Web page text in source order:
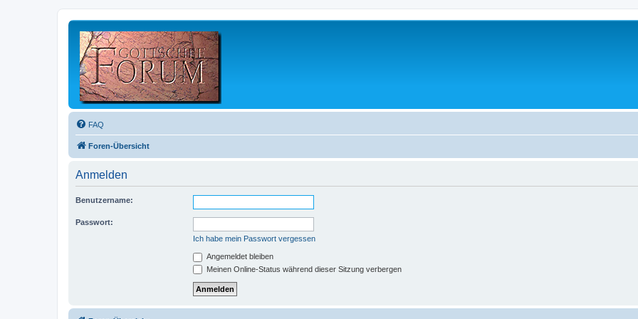
FAQ
Foren-Übersicht
Anmelden
Benutzername:
Passwort:
Ich habe mein Passwort vergessen
Angemeldet bleiben
Meinen Online-Status während dieser Sitzung verbergen